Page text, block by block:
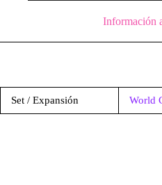
Información
Set / Expansión World